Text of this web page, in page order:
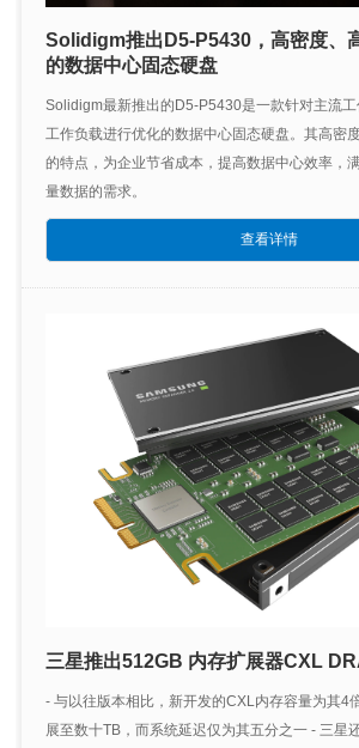
Solidigm推出D5-P5430，高密度、
的数据中心固态硬盘
Solidigm最新推出的D5-P5430是一款针对主流
工作负载进行优化的数据中心固态硬盘。其高密
的特点，为企业节省成本，提高数据中心效率，
量数据的需求。
查看详情
三星推出512GB 内存扩展器CXL
- 与以往版本相比，新开发的CXL内存容量为其4
展至数十TB，而系统延迟仅为其五分之一 - 三星